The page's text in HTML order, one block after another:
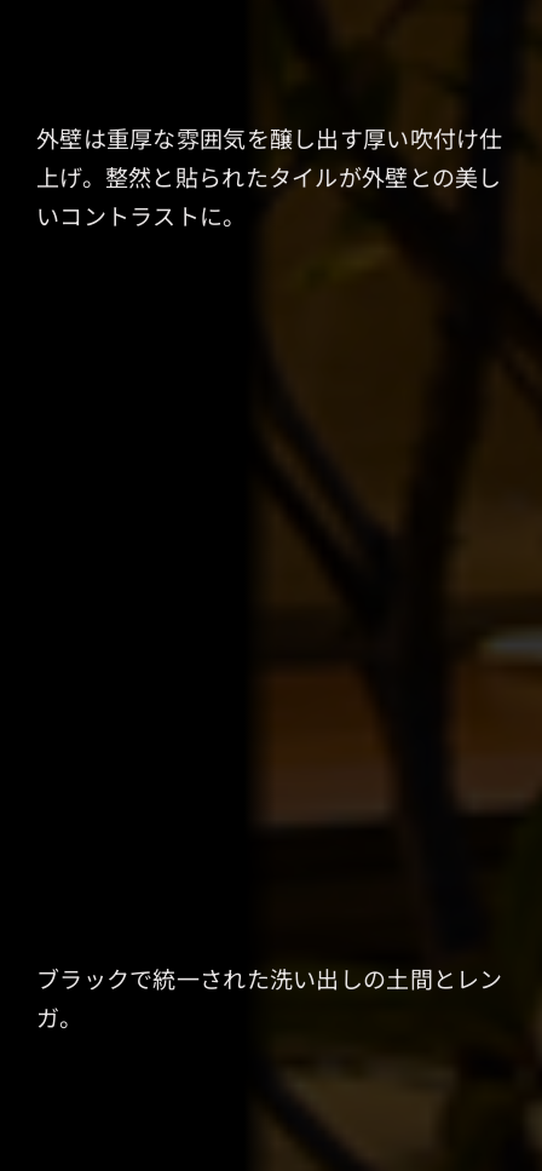
外壁は重厚な雰囲気を醸し出す厚い吹付け仕
上げ。整然と貼られたタイルが外壁との美し
いコントラストに。
ブラックで統一された洗い出しの土間とレン
ガ。